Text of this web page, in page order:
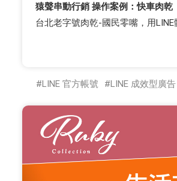
猿聲串動行銷 操作案例：快車肉乾
台北老字號肉乾-國民零嘴，用
LINE 官方帳號 LINE 成效型廣告